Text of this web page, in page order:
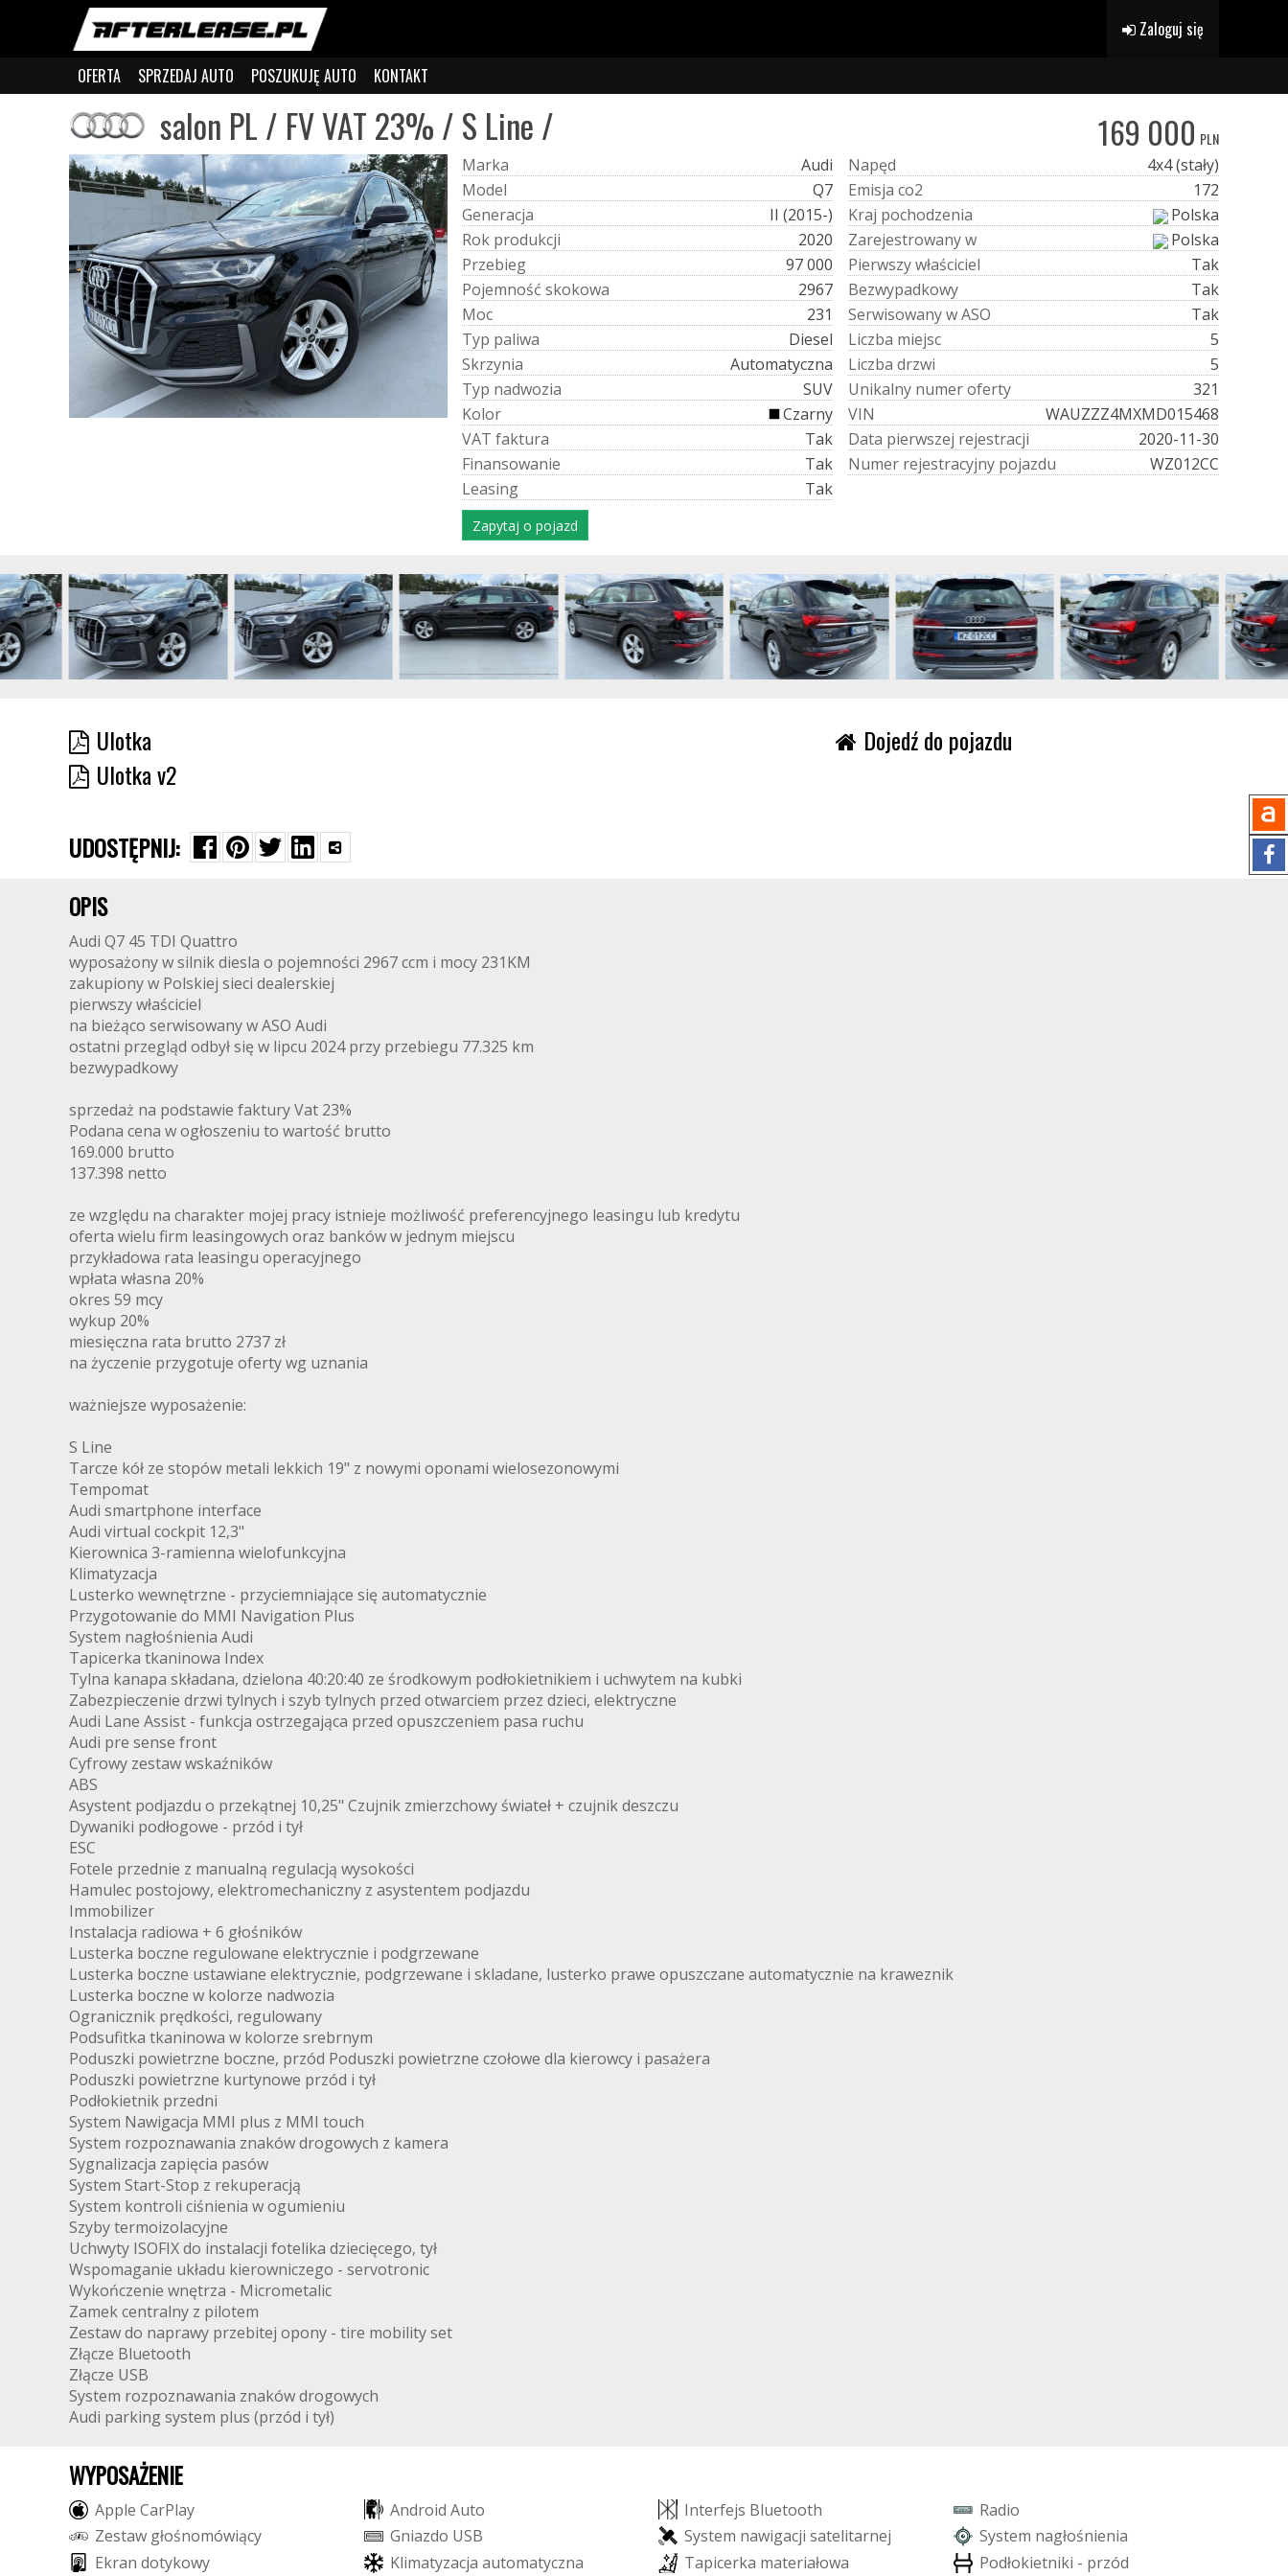
Zaloguj się
OFERTA SPRZEDAJ AUTO POSZUKUJĘ AUTO KONTAKT
salon PL / FV VAT 23% / S Line / 169 000 PLN
Marka
Audi
Model
Q7
Generacja
II (2015-)
Rok produkcji
2020
Przebieg
97 000
Pojemność skokowa
2967
Moc
231
Typ paliwa
Diesel
Skrzynia
Automatyczna
Typ nadwozia
SUV
Kolor
Czarny
VAT faktura
Tak
Finansowanie
Tak
Leasing Tak
Napęd
4x4 (stały)
Emisja co2
172
Kraj pochodzenia
Polska
Zarejestrowanyw
Polska
Pierwszywłaściciel
Tak
Bezwypadkowy
Tak
SerwisowanywASO
Tak
Liczba miejsc
5
Liczba drzwi
5
Unikalny numeroferty
321
VIN
WAUZZZ4MXMD015468
Data pierwszej rejestracji
2020-11-30
Numer rejestracyjny pojazdu WZ012CC
Zapytaj o pojazd
Ulotka
Ulotka v2
Dojedź do pojazdu
UDOSTĘPNIJ:
OPIS
Audi Q7 45 TDI Quattro
wyposażony w silnik diesla o pojemności 2967 ccm i mocy 231KM
zakupiony w Polskiej sieci dealerskiej
pierwszy właściciel
na bieżąco serwisowany w ASO Audi
ostatni przegląd odbył się w lipcu 2024 przy przebiegu 77.325 km
bezwypadkowy
sprzedaż na podstawie faktury Vat 23%
Podana cena w ogłoszeniu to wartość brutto
169.000 brutto
137.398 netto
ze względu na charakter mojej pracy istnieje możliwość preferencyjnego leasingu lub kredytu
oferta wielu firm leasingowych oraz banków w jednym miejscu
przykładowa rata leasingu operacyjnego
wpłata własna 20%
okres 59 mcy
wykup 20%
miesięczna rata brutto 2737 zł
na życzenie przygotuje oferty wg uznania
ważniejsze wyposażenie:
S Line
Tarcze kół ze stopów metali lekkich 19" z nowymi oponami wielosezonowymi
Tempomat
Audi smartphone interface
Audi virtual cockpit 12,3"
Kierownica 3-ramienna wielofunkcyjna
Klimatyzacja
Lusterko wewnętrzne - przyciemniające się automatycznie
Przygotowanie do MMI Navigation Plus
System nagłośnienia Audi
Tapicerka tkaninowa Index
Tylna kanapa składana, dzielona 40:20:40 ze środkowym podłokietnikiem i uchwytem na kubki
Zabezpieczenie drzwi tylnych i szyb tylnych przed otwarciem przez dzieci, elektryczne
Audi Lane Assist - funkcja ostrzegająca przed opuszczeniem pasa ruchu
Audi pre sense front
Cyfrowy zestaw wskaźników
ABS
Asystent podjazdu o przekątnej 10,25" Czujnik zmierzchowy świateł + czujnik deszczu
Dywaniki podłogowe - przód i tył
ESC
Fotele przednie z manualną regulacją wysokości
Hamulec postojowy, elektromechaniczny z asystentem podjazdu
Immobilizer
Instalacja radiowa + 6 głośników
Lusterka boczne regulowane elektrycznie i podgrzewane
Lusterka boczne ustawiane elektrycznie, podgrzewane i skladane, lusterko prawe opuszczane automatycznie na kraweznik
Lusterka boczne w kolorze nadwozia
Ogranicznik prędkości, regulowany
Podsufitka tkaninowa w kolorze srebrnym
Poduszki powietrzne boczne, przód Poduszki powietrzne czołowe dla kierowcy i pasażera
Poduszki powietrzne kurtynowe przód i tył
Podłokietnik przedni
System Nawigacja MMI plus z MMI touch
System rozpoznawania znaków drogowych z kamera
Sygnalizacja zapięcia pasów
System Start-Stop z rekuperacją
System kontroli ciśnienia w ogumieniu
Szyby termoizolacyjne
Uchwyty ISOFIX do instalacji fotelika dziecięcego, tył
Wspomaganie układu kierowniczego - servotronic
Wykończenie wnętrza - Micrometalic
Zamek centralny z pilotem
Zestaw do naprawy przebitej opony - tire mobility set
Złącze Bluetooth
Złącze USB
System rozpoznawania znaków drogowych
Audi parking system plus (przód i tył)
WYPOSAŻENIE
Apple CarPlay Android Auto Interfejs Bluetooth Radio
Zestaw głośnomówiący Gniazdo USB System nawigacji satelitarnej System nagłośnienia
Ekran dotykowy Klimatyzacja automatyczna Tapicerka materiałowa Podłokietniki - przód